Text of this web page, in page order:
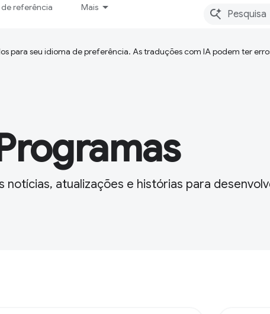
de referência Mais
para seu idioma de preferência. As traduções com IA podem ter
notícias, atualizações e histórias para